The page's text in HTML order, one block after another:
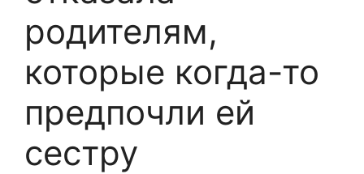
родителям,
которые когда-то
предпочли ей
сестру